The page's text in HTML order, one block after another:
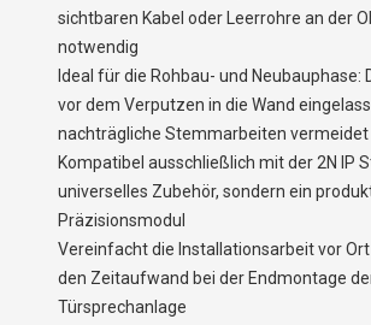
sichtbaren Kabel oder Leerrohre an der
notwendig
Ideal für die Rohbau- und Neubauphase:
vor dem Verputzen in die Wand
nachträgliche Stemmarbeiten vermeidet
Kompatibel ausschließlich mit der 2N IP
universelles Zubehör, sondern ein
Präzisionsmodul
Vereinfacht die Installationsarbeit vor
den Zeitaufwand bei der Endmontage
Türsprechanlage